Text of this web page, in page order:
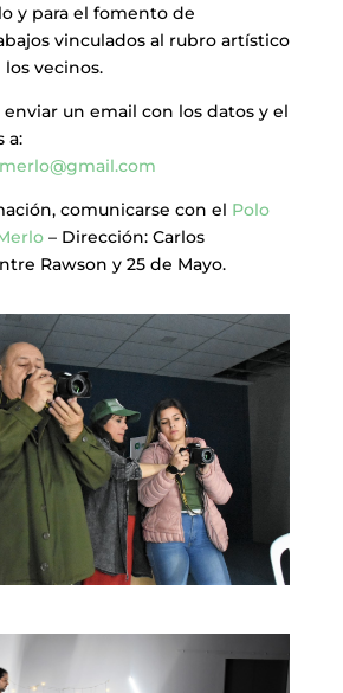
y para el fomento de
vinculados al rubro artístico
vecinos.
enviar un email con los datos y el
a:
comunicarse con el Polo
– Dirección: Carlos
Rawson y 25 de Mayo.